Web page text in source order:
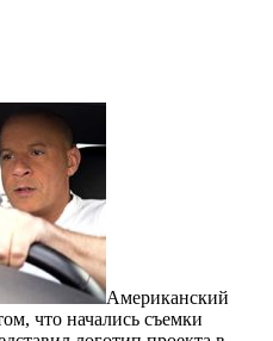
Американский
что начались съемки